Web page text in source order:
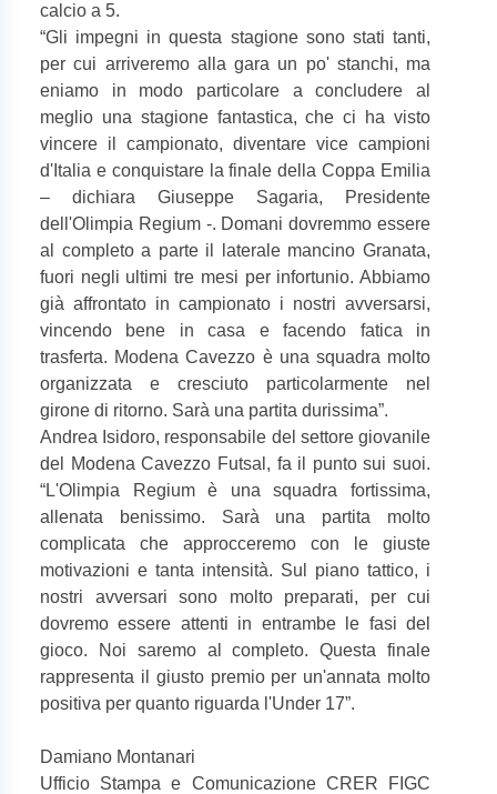
calcio a 5.
“Gli impegni in questa stagione sono stati tanti,
per cui arriveremo alla gara un po' stanchi, ma
eniamo in modo particolare a concludere al
meglio una stagione fantastica, che ci ha visto
vincere il campionato, diventare vice campioni
d'Italia e conquistare la finale della Coppa Emilia
– dichiara Giuseppe Sagaria, Presidente
dell'Olimpia Regium -. Domani dovremmo essere
al completo a parte il laterale mancino Granata,
fuori negli ultimi tre mesi per infortunio. Abbiamo
già affrontato in campionato i nostri avversarsi,
vincendo bene in casa e facendo fatica in
trasferta. Modena Cavezzo è una squadra molto
organizzata e cresciuto particolarmente nel
girone di ritorno. Sarà una partita durissima”.
Andrea Isidoro, responsabile del settore giovanile
del Modena Cavezzo Futsal, fa il punto sui suoi.
“L'Olimpia Regium è una squadra fortissima,
allenata benissimo. Sarà una partita molto
complicata che approcceremo con le giuste
motivazioni e tanta intensità. Sul piano tattico, i
nostri avversari sono molto preparati, per cui
dovremo essere attenti in entrambe le fasi del
gioco. Noi saremo al completo. Questa finale
rappresenta il giusto premio per un'annata molto
positiva per quanto riguarda l'Under 17”.
Damiano Montanari
Ufficio Stampa e Comunicazione CRER FIGC